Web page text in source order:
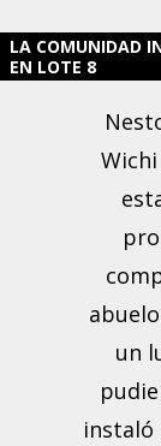
LA COMUNIDAD
EN LOTE 8
un